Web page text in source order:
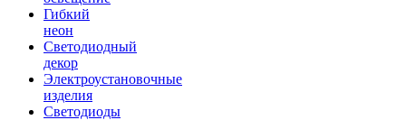
Гибкий
неон
Светодиодный
декор
Электроустановочные
изделия
Светодиоды